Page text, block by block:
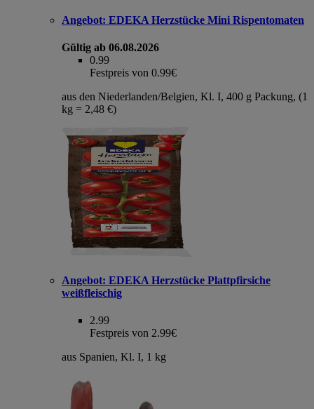
Angebot: EDEKA Herzstücke Mini Rispentomaten
Gültig ab 06.08.2026
0.99
Festpreis von 0.99€
aus den Niederlanden/Belgien, Kl. I, 400 g Packung, (1
kg = 2,48 €)
Angebot: EDEKA Herzstücke Plattpfirsiche
weißfleischig
2.99
Festpreis von 2.99€
aus Spanien, Kl. I, 1 kg